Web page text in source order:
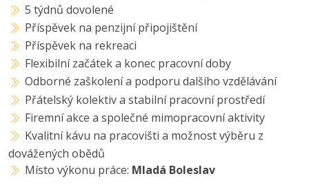
5 týdnů dovolené
Příspěvek na penzijní připojištění
Příspěvek na rekreaci
Flexibilní začátek a konec pracovní doby
Odborné zaškolení a podporu dalšího vzdělávání
Přátelský kolektiv a stabilní pracovní prostředí
Firemní akce a společné mimopracovní aktivity
Kvalitní kávu na pracovišti a možnost výběru z
dovážených obědů
Místo výkonu práce: Mladá Boleslav